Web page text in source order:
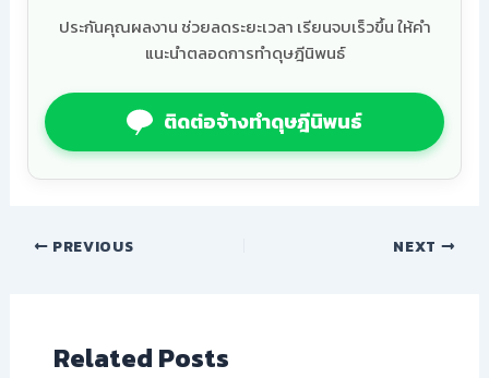
ประกันคุณผลงาน ช่วยลดระยะเวลา เรียนจบเร็วขึ้น ให้คำ
แนะนำตลอดการทำดุษฎีนิพนธ์
ติดต่อจ้างทำดุษฎีนิพนธ์
PREVIOUS NEXT
Related Posts